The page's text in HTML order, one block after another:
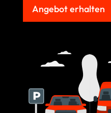
Angebot erhalten